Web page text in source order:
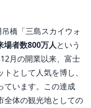
橋「三島スカイウォ
場者数800万人という
月の開業以来、富士
として人気を博し、
ています。この達成
全体の観光地としての